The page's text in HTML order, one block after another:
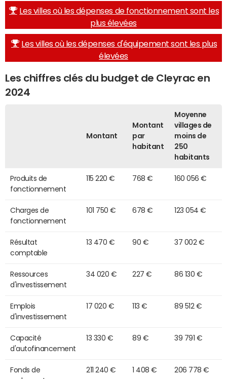
Les villes où les dépenses de fonctionnement sont les
plus élevées
Les villes où les dépenses d'équipement sont les plus
élevées
Les chiffres clés du budget de Cleyrac en
2024
Montant
Montant
par
habitant
Moyenne
villages de
moins de
250
habitants
Produits de
fonctionnement
115 220 € 768 € 160 056 €
Charges de
fonctionnement
101 750 € 678 € 123 054 €
Résultat
comptable
13 470 € 90 € 37 002 €
Ressources
d'investissement
34 020 € 227 € 86 130 €
Emplois
d'investissement
17 020 € 113 € 89 512 €
Capacité
d'autofinancement
13 330 € 89 € 39 791 €
Fonds de
211 240 € 1 408 € 206 778 €